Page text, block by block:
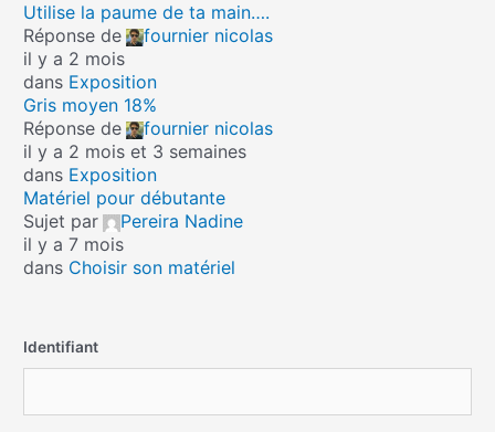
Utilise la paume de ta main….
Réponse de
fournier nicolas
il y a 2 mois
dans Exposition
Gris moyen 18%
Réponse de
fournier nicolas
il y a 2 mois et 3 semaines
dans Exposition
Matériel pour débutante
Sujet par
Pereira Nadine
il y a 7 mois
dans Choisir son matériel
Identifiant